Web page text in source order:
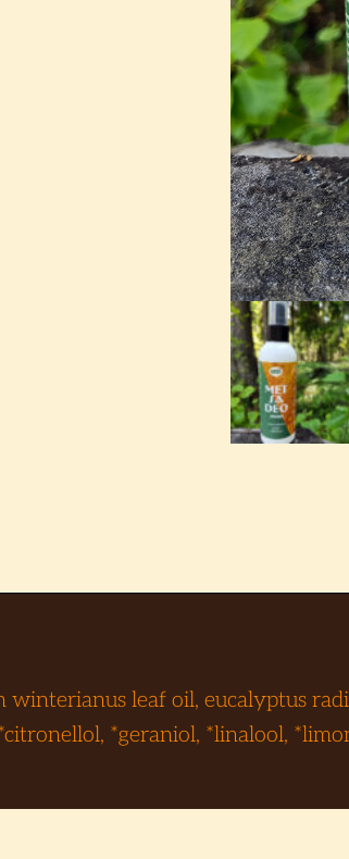
winterianus leaf oil, eucalyptus
*geraniol, *linalool,